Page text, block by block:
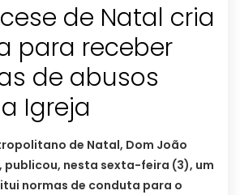
de Natal cria
para receber
de abusos
Igreja
de Natal, Dom João
publicou, nesta sexta-feira (3), um
normas de conduta para o